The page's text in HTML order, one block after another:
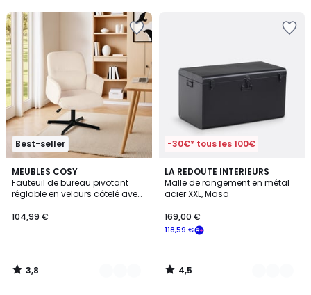
Best-seller
MEUBLES COSY
Fauteuil de bureau pivotant
réglable en velours côtelé avec
noir, THOMASINACORDO
104,99 €
3,8
/ 5
3
Couleurs
3,8
/
-30€* tous les 100€
LA REDOUTE INTERIEURS
Malle de rangement en métal
acier XXL, Masa
118,59 €
169,00 €
4,5
/ 5
5
Couleurs
4,5
/